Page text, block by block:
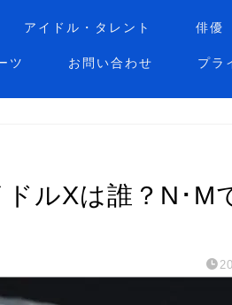
アイドル・タレント 俳優
ツ お問い合わせ プラ
ドルXは誰？N･M